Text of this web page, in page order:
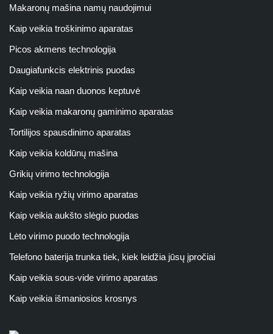
Makaronų mašina namų naudojimui
Kaip veikia troškinimo aparatas
Picos akmens technologija
Daugiafunkcis elektrinis puodas
Kaip veikia naan duonos keptuvė
Kaip veikia makaronų gaminimo aparatas
Tortilijos spausdinimo aparatas
Kaip veikia koldūnų mašina
Grikių virimo technologija
Kaip veikia ryžių virimo aparatas
Kaip veikia aukšto slėgio puodas
Lėto virimo puodo technologija
Telefono baterija trunka tiek, kiek leidžia jūsų įpročiai
Kaip veikia sous-vide virimo aparatas
Kaip veikia išmaniosios krosnys